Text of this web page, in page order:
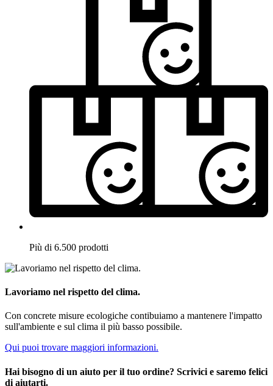
Più di 6.500 prodotti
Lavoriamo nel rispetto del clima.
Con concrete misure ecologiche contibuiamo a mantenere l'impatto
sull'ambiente e sul clima il più basso possibile.
Qui puoi trovare maggiori informazioni.
Hai bisogno di un aiuto per il tuo ordine? Scrivici e saremo felici
di aiutarti.